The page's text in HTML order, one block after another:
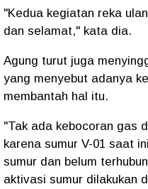
"Kedua kegiatan reka
dan selamat," kata dia.
Agung turut juga
yang menyebut adanya
membantah hal itu.
"Tak ada kebocoran gas
karena sumur V-01 saat
sumur dan belum
aktivasi sumur dilakukan